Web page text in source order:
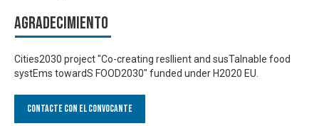
Agradecimiento
Cities2030 project "Co-creating resIlient and susTaInable food
systEms towardS FOOD2030" funded under H2020 EU.
Contacte con el convocante